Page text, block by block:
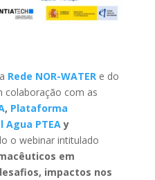
Rede NOR-WATERe do
colaboração com as
, Plataforma
Agua PTEA y
o webinar intitulado
em
impactos nos